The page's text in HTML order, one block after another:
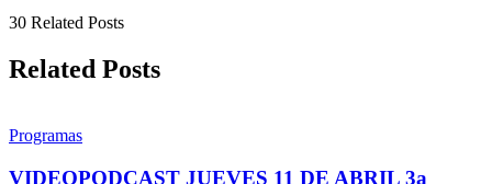
30 Related Posts
Related Posts
Programas
VIDEOPODCAST JUEVES 11 DE ABRIL 3a